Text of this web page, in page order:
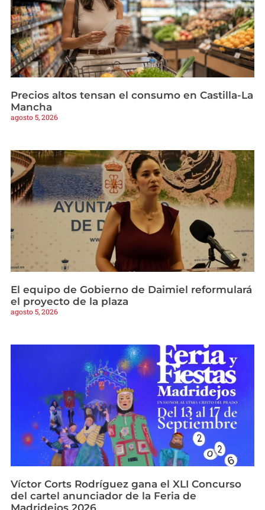
Precios altos tensan el consumo en Castilla-La
Mancha
agosto 5, 2026
El equipo de Gobierno de Daimiel reformulará
el proyecto de la plaza
agosto 5, 2026
Víctor Corts Rodríguez gana el XLI Concurso
del cartel anunciador de la Feria de